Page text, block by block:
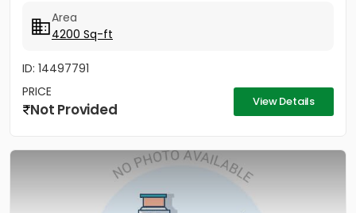
Area
4200 Sq-ft
ID: 14497791
PRICE
Not Provided View Details